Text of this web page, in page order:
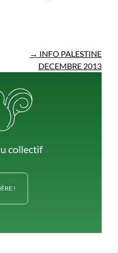
→ INFO PALESTINE
DECEMBRE 2013
collectif
!